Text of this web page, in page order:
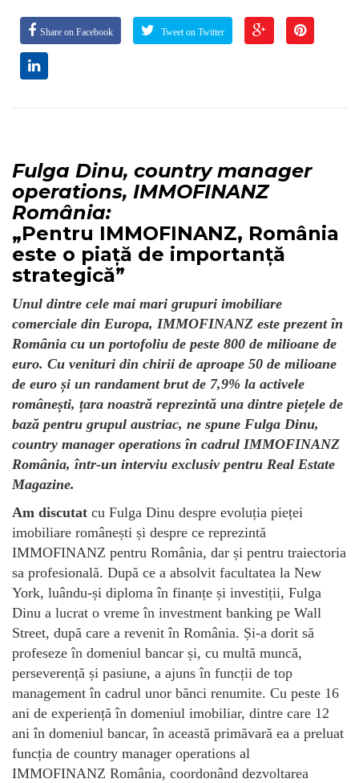
Share on Facebook Tweet on Twitter
Fulga Dinu, country manager
operations, IMMOFINANZ
România:
„Pentru IMMOFINANZ, România
este o piață de importanță
strategică”
Unul dintre cele mai mari grupuri imobiliare
comerciale din Europa, IMMOFINANZ este prezent în
România cu un portofoliu de peste 800 de milioane de
euro. Cu venituri din chirii de aproape 50 de milioane
de euro și un randament brut de 7,9% la activele
românești, țara noastră reprezintă una dintre piețele de
bază pentru grupul austriac, ne spune Fulga Dinu,
country manager operations în cadrul IMMOFINANZ
România, într-un interviu exclusiv pentru Real Estate
Magazine.
Am discutat cu Fulga Dinu despre evoluția pieței
imobiliare românești și despre ce reprezintă
IMMOFINANZ pentru România, dar și pentru traiectoria
sa profesională. După ce a absolvit facultatea la New
York, luându-și diploma în finanțe și investiții, Fulga
Dinu a lucrat o vreme în investment banking pe Wall
Street, după care a revenit în România. Și-a dorit să
profeseze în domeniul bancar și, cu multă muncă,
perseverență și pasiune, a ajuns în funcții de top
management în cadrul unor bănci renumite. Cu peste 16
ani de experiență în domeniul imobiliar, dintre care 12
ani în domeniul bancar, în această primăvară ea a preluat
funcția de country manager operations al
IMMOFINANZ România, coordonând dezvoltarea